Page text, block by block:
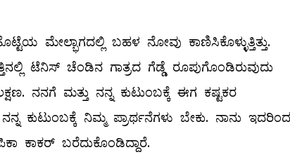
ಮೇಲ್ಭಾಗದಲ್ಲಿ ಬಹಳ ನೋವು ಕಾಣಿಸಿಕೊಳ್ಳುತ್ತಿತ್ತು.
ಟೆನಿಸ್‌ ಚೆಂಡಿನ ಗಾತ್ರದ ಗೆಡ್ಡೆ ರೂಪುಗೊಂಡಿರುವುದು
ನನಗೆ ಮತ್ತು ನನ್ನ ಕುಟುಂಬಕ್ಕೆ ಈಗ ಕಷ್ಟಕರ
ಕುಟುಂಬಕ್ಕೆ ನಿಮ್ಮ ಪ್ರಾರ್ಥನೆಗಳು ಬೇಕು. ನಾನು ಇದರಿಂದ
ಕಾಕರ್‌ ಬರೆದುಕೊಂಡಿದ್ದಾರೆ.